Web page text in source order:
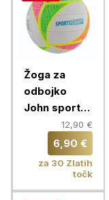
Žoga za
odbojko
John sport
Champ, vel.
5/210 mm,
260-280g
12,90 €
6,90 €
za 30 Zlatih
točk